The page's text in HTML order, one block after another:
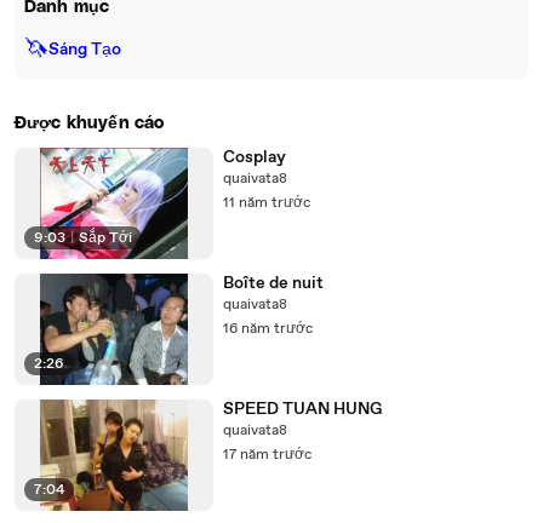
Danh mục
🦄Sáng Tạo
Được khuyến cáo
9:03 | Sắp Tới
Cosplay
quaivata8
11 năm trước
2:26
Boîte de nuit
quaivata8
16 năm trước
7:04
SPEED TUAN HUNG
quaivata8
17 năm trước